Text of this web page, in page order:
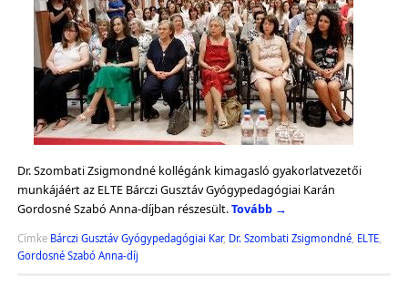
Dr. Szombati Zsigmondné kollégánk kimagasló gyakorlatvezetői
munkájáért az ELTE Bárczi Gusztáv Gyógypedagógiai Karán
Gordosné Szabó Anna-díjban részesült.Tovább →
Címke Bárczi Gusztáv Gyógypedagógiai Kar, Dr. Szombati Zsigmondné, ELTE,
Gordosné Szabó Anna-díj